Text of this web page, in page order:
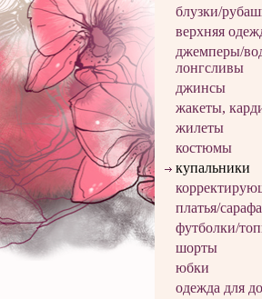
блузки/
верхняя
джемперы/
лонгсливы
джинсы
жакеты,
жилеты
костюмы
купальники
платья/
футболки/
шорты
юбки
одежда для